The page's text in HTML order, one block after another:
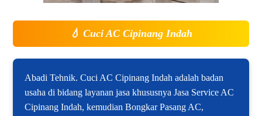
💧 Cuci AC Cipinang Indah
Abadi Tehnik. Cuci AC Cipinang Indah adalah badan
usaha di bidang layanan jasa khususnya Jasa Service AC
Cipinang Indah, kemudian Bongkar Pasang AC,